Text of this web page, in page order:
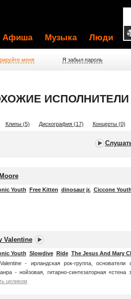
Афиша Музыка Люди
меня Я забыл пароль
ИСПОЛНИТЕЛИ
Клипы (5) Дискография (17) Концерты (0)
Youth Free Kitten dinosaur jr. Ciccone Youth
Valentine
Youth Slowdive Ride The Jesus And Mary
- ирландская рок-группа, основатели
- нойзовая, гитарно-синтезаторная «стена
целиком